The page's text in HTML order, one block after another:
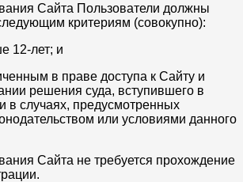
Сайта Пользователи должны
критериям (совокупно):
12-лет; и
в праве доступа к Сайту и
решения суда, вступившего в
в случаях, предусмотренных
или условиями данного
Сайта не требуется прохождение